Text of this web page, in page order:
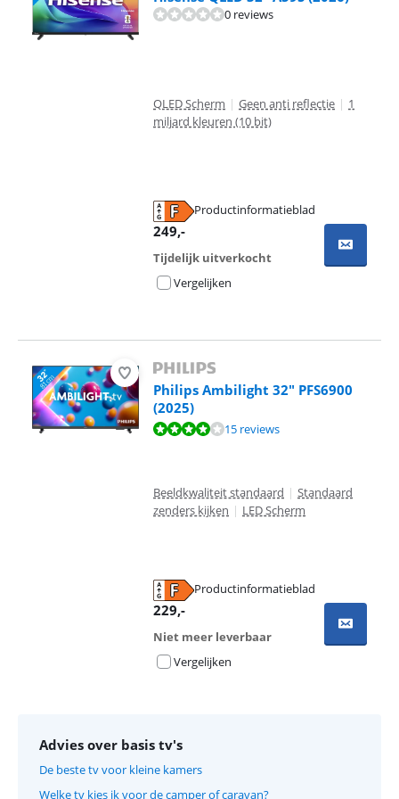
0 reviews
QLED Scherm | Geen anti reflectie | 1
miljard kleuren (10 bit)
Productinformatieblad
249,-
Tijdelijk uitverkocht
Vergelijken
Philips Ambilight 32" PFS6900
(2025)
Beoordeling is 8,0 van de 10, gebaseerd op 15 reviews.
15 reviews
Beeldkwaliteit standaard | Standaard
zenders kijken | LED Scherm
Productinformatieblad
229,-
Niet meer leverbaar
Vergelijken
Advies over basis tv's
De beste tv voor kleine kamers
Welke tv kies ik voor de camper of caravan?